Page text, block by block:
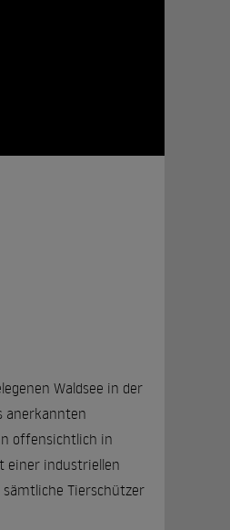
Waldsee in der
anerkannten
offensichtlich in
einer industriellen
sämtliche Tierschützer